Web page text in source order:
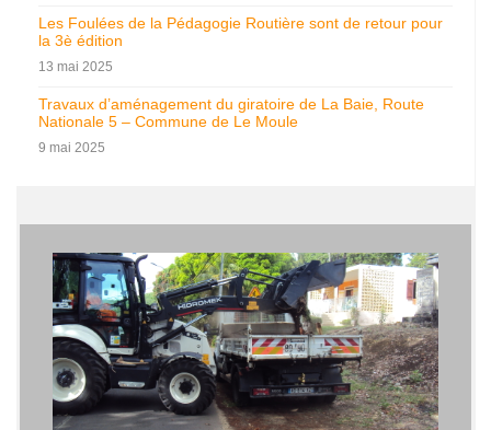
Les Foulées de la Pédagogie Routière sont de retour pour
la 3è édition
13 mai 2025
Travaux d’aménagement du giratoire de La Baie, Route
Nationale 5 – Commune de Le Moule
9 mai 2025